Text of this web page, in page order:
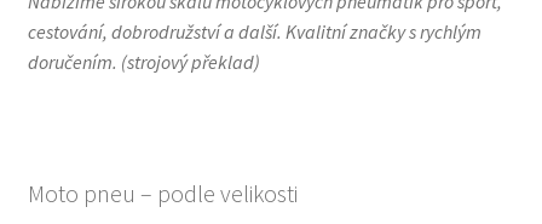
cestování, dobrodružství a další. Kvalitní značky s rychlým
doručením. (strojový překlad)
Moto pneu – podle velikosti